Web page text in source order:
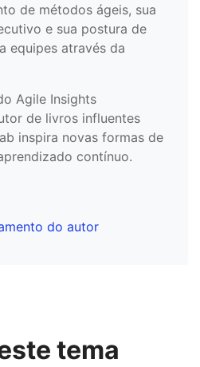
de métodos ágeis, sua
e sua postura de
equipes através da
Agile Insights
de livros influentes
inspira novas formas de
contínuo.
do autor
tema